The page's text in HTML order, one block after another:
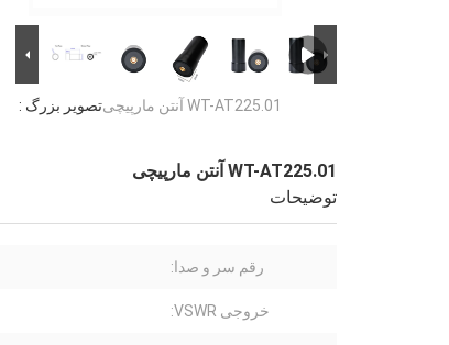
تصویر بزرگ : WT-AT225.01 آنتن مارپیچی
WT-AT225.01 آنتن مارپیچی
توضیحات
رقم سر و صدا:
خروجی VSWR: